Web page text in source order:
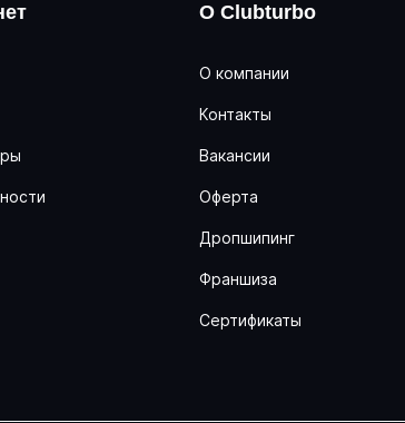
О Clubturbo
О компании
Контакты
Вакансии
Оферта
Дропшипинг
Франшиза
Сертификаты